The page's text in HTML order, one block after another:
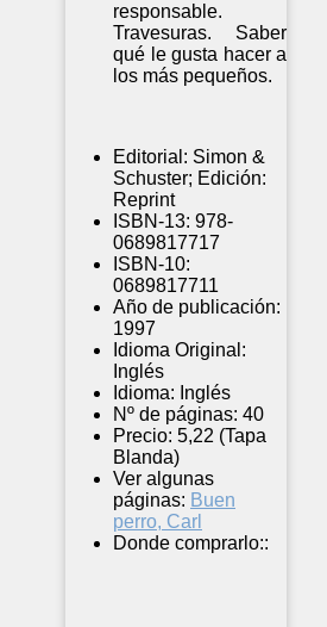
responsable.
Travesuras. Saber
qué le gusta hacer a
los más pequeños.
Editorial: Simon &
Schuster; Edición:
Reprint
ISBN-13: 978-
0689817717
ISBN-10:
0689817711
Año de publicación:
1997
Idioma Original:
Inglés
Idioma: Inglés
Nº de páginas: 40
Precio: 5,22 (Tapa
Blanda)
Ver algunas
páginas: Buen
perro, Carl
Donde comprarlo::